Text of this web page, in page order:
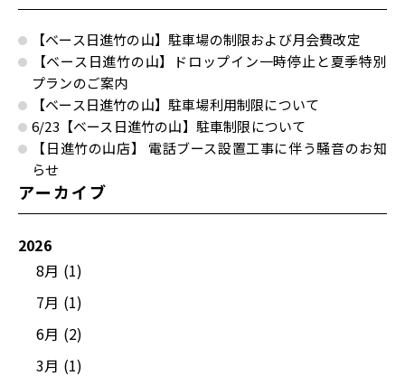
【ベース日進竹の山】駐車場の制限および月会費改定
【ベース日進竹の山】ドロップイン一時停止と夏季特別
プランのご案内
【ベース日進竹の山】駐車場利用制限について
6/23【ベース日進竹の山】駐車制限について
【日進竹の山店】 電話ブース設置工事に伴う騒音のお知
らせ
アーカイブ
2026
8月 (1)
7月 (1)
6月 (2)
3月 (1)